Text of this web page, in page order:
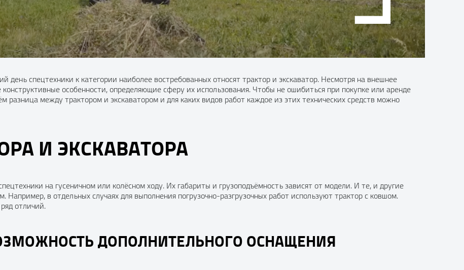
спецтехники к категории наиболее востребованных относят трактор и экскаватор. Несмотря на внешнее
особенности, определяющие сферу их использования. Чтобы не ошибиться при покупке или аренде
разница между трактором и экскаватором и для каких видов работ каждое из этих технических средств можно
И ЭКСКАВАТОРА
на гусеничном или колёсном ходу. Их габариты и грузоподъёмность зависят от модели. И те, и другие
в отдельных случаях для выполнения погрузочно-разгрузочных работ используют трактор с ковшом.
отличий.
ДОПОЛНИТЕЛЬНОГО ОСНАЩЕНИЯ